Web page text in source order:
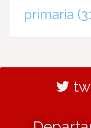
primaria